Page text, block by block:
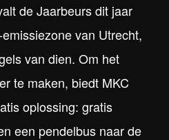
de Jaarbeurs dit jaar
van Utrecht,
van dien. Om het
te maken, biedt MKC
oplossing: gratis
een pendelbus naar de